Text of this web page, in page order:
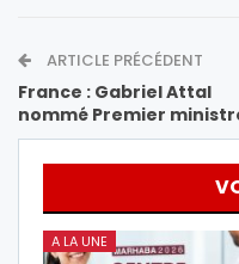
ARTICLE PRÉCÉDENT
France : Gabriel Attal
nommé Premier
A LA UNE